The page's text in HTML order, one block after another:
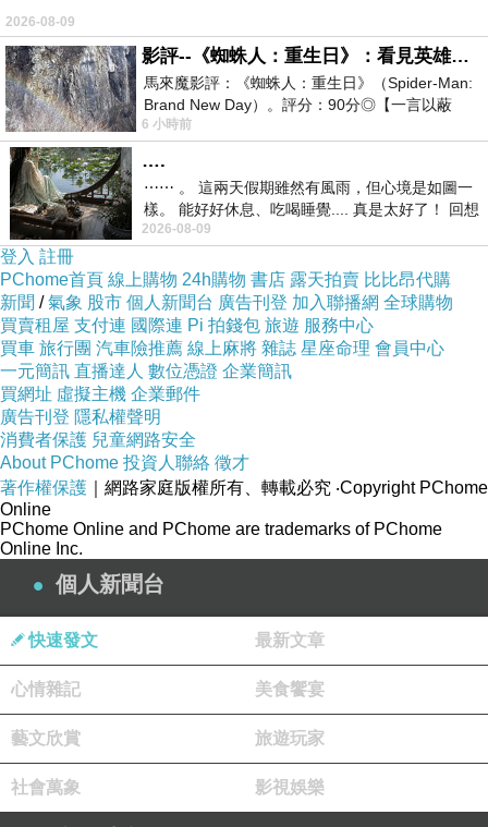
擔心不夠穩當。移出，棄報紙，因擔心報紙
油墨影響鳥兒呼吸，改用乾淨擦手紙墊底。
我脫去警用冷帽，再伴以擦手紙在內，盒子
外層用乾淨游泳大毛巾裹著，然後置鳥兒其
中。十五分鐘後鳥兒適應環境，開此鳴叫，
蛋也剝殼，女兒用湯匙搗成泥狀加小量水，
用筷子挑之開此喂鳥兒進食。
「鳥兒不張嘴就是它吃飽了。每隔半小時
check一次。鳥兒儘量要保暖。」女兒把袋裝
手暖包隔著冷帽放在DYI鳥窩下面，怕直接
會燙傷鳥兒。鳥兒蹣跚走到暖暖的被窩上，
閉著眼睛。
女兒為鳥兒換去帶有鳥兒排泄物的擦手紙、
換上新的，滿意的輕輕掩上盒子。
出門上班。我對鳥兒的活存率信心十足。因
為鳥兒有了個稱職媽媽。
2026-08-09
影評--《蜘蛛人：重生日》：看見英雄的孤獨與重生
馬來魔影評：《蜘蛛人：重生日》（Spider-Man:
Brand New Day）。評分：90分◎【一言以蔽
之】：一個失去一切的英雄，學會放下孤獨、
6 小時前
….
⋯⋯ 。 這兩天假期雖然有風雨，但心境是如圖一
樣。 能好好休息、吃喝睡覺.... 真是太好了！ 回想
起來，以前根本就很難有這
2026-08-09
登入 註冊
PChome首頁 線上購物 24h購物 書店 露天拍賣 比比昂代購
新聞 /氣象 股市 個人新聞台 廣告刊登 加入聯播網 全球購物
買賣租屋 支付連 國際連 Pi 拍錢包 旅遊 服務中心
買車 旅行團 汽車險推薦 線上麻將 雜誌 星座命理 會員中心
一元簡訊 直播達人 數位憑證 企業簡訊
買網址 虛擬主機 企業郵件
廣告刊登 隱私權聲明
消費者保護 兒童網路安全
About PChome 投資人聯絡 徵才
著作權保護 ｜網路家庭版權所有、轉載必究 ‧Copyright PChome
Online
PChome Online and PChome are trademarks of PChome
Online Inc.
個人新聞台
快速發文 最新文章
心情雜記 美食饗宴
藝文欣賞 旅遊玩家
社會萬象 影視娛樂